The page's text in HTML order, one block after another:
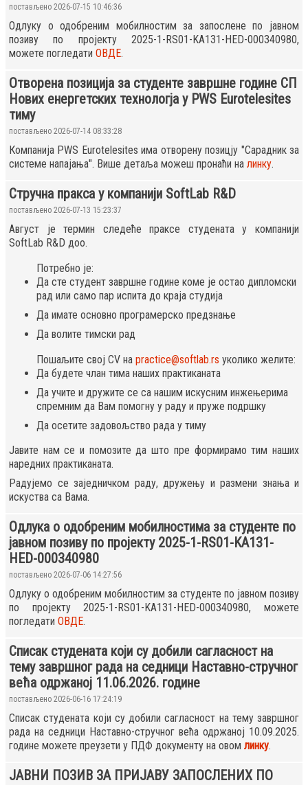
постављено 2026-07-15 10:46:36
Одлуку о одобреним мобилностим за запослене по јавном
позиву по пројекту 2025-1-RS01-KA131-HED-000340980,
можете погледати ОВДЕ.
Отворена позиција за студенте завршне године СП
Нових енергетских технологја у PWS Eurotelesites
тиму
постављено 2026-07-14 08:33:28
Компанија PWS Eurotelesites има отворену позицју "Сарадник за
системе напајања". Више детаља можеш пронаћи на линку.
Стручна пракса у компанији SoftLab R&D
постављено 2026-07-13 15:23:37
Август је термин следеће праксе студената у компанији
SoftLab R&D доо.
Потребно је:
Да сте студент завршне године коме је остао дипломски
рад или само пар испита до краја студија
Да имате основно програмерско предзнање
Да волите тимски рад
Пошаљите свој CV на practice@softlab.rs уколико желите:
Да будете члан тима наших практиканата
Да учите и дружите се са нашим искусним инжењерима
спремним да Вам помогну у раду и пруже подршку
Да осетите задовољство рада у тиму
Јавите нам се и помозите да што пре формирамо тим наших
наредних практиканата.
Радујемо се заједничком раду, дружењу и размени знања и
искуства са Вама.
Одлука о одобреним мобилностима за студенте по
јавном позиву по пројекту 2025-1-RS01-KA131-
HED-000340980
постављено 2026-07-06 14:27:56
Одлуку о одобреним мобилностим за студенте по јавном позиву
по пројекту 2025-1-RS01-KA131-HED-000340980, можете
погледати ОВДЕ.
Списак студената који су добили сагласност на
тему завршног рада на седници Наставно-стручног
већа одржаној 11.06.2026. године
постављено 2026-06-16 17:24:19
Списак студената који су добили сагласност на тему завршног
рада на седници Наставно-стручног већа одржаној 10.09.2025.
године можете преузети у ПДФ документу на овом линку.
ЈАВНИ ПОЗИВ ЗА ПРИЈАВУ ЗАПОСЛЕНИХ ПО